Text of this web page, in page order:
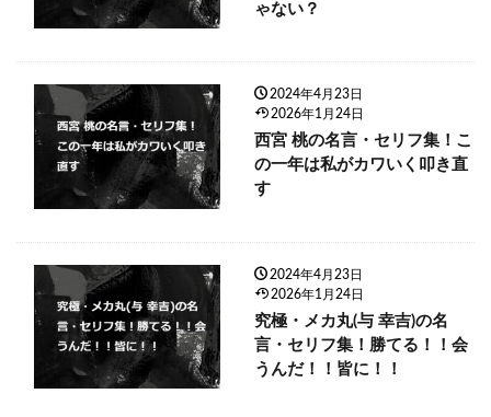
ゃない？
2024年4月23日
2026年1月24日
西宮 桃の名言・セリフ集！こ
の一年は私がカワいく叩き直
す
2024年4月23日
2026年1月24日
究極・メカ丸(与 幸吉)の名
言・セリフ集！勝てる！！会
うんだ！！皆に！！